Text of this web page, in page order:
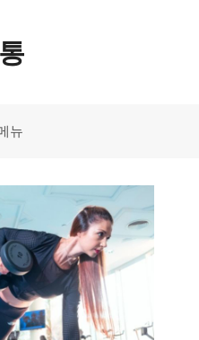
뉴